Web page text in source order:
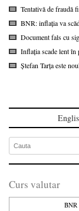
Tentativă de fraudă
BNR: inflația va
Document fals cu
Inflația scade lent
Ștefan Tarța este
Curs valutar
BNR